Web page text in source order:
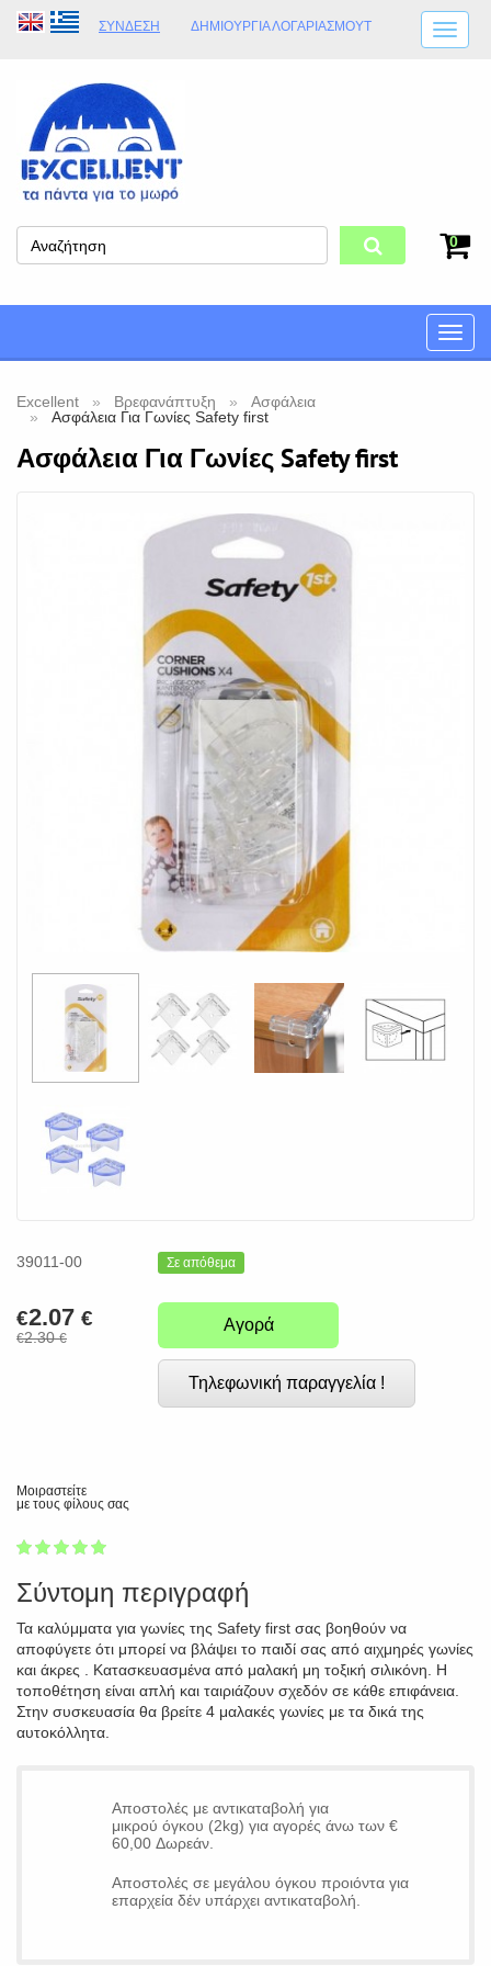
ΣΎΝΔΕΣΗ ΔΗΜΙΟΥΡΓΊΑ ΛΟΓΑΡΙΑΣΜΟΎT
ΩΡΆΡΙΟ ΚΑΤΑΣΤΉΜΑΤΟΣ
ΦΥΣΙΚΌ ΚΑΤΆΣΤΗΜΑ
0
Toggle
Excellent Βρεφανάπτυξη
Ασφάλεια
Ασφάλεια Για Γωνίες Safety first
Ασφάλεια Για Γωνίες Safety first
39011-00 Σε απόθεμα
€2.07 €
€2.30€
Αγορά
Τηλεφωνική παραγγελία !
Μοιραστείτε
με τους φίλους σας
1
2
3
4
5
Σύντομη περιγραφή
Τα καλύμματα για γωνίες της Safety first σας βοηθούν να
αποφύγετε ότι μπορεί να βλάψει το παιδί σας από αιχμηρές γωνίες
και άκρες . Κατασκευασμένα από μαλακή μη τοξική σιλικόνη. Η
τοποθέτηση είναι απλή και ταιριάζουν σχεδόν σε κάθε επιφάνεια.
Στην συσκευασία θα βρείτε 4 μαλακές γωνίες με τα δικά της
αυτοκόλλητα.
Αποστολές με αντικαταβολή για
μικρού όγκου (2kg) για αγορές άνω των €
60,00 Δωρεάν.
Αποστολές σε μεγάλου όγκου προιόντα για
επαρχεία δέν υπάρχει αντικαταβολή.